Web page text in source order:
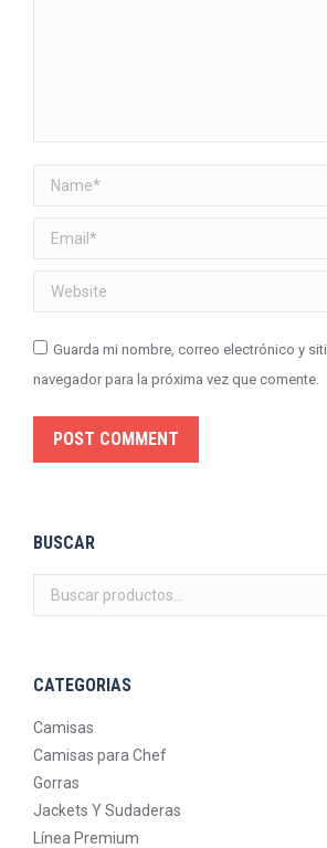
Name *
Email *
Website
Guarda mi nombre, correo electrónico y
navegador para la próxima vez que comente.
POST COMMENT
BUSCAR
CATEGORIAS
Camisas
Camisas para Chef
Gorras
Jackets Y Sudaderas
Línea Premium